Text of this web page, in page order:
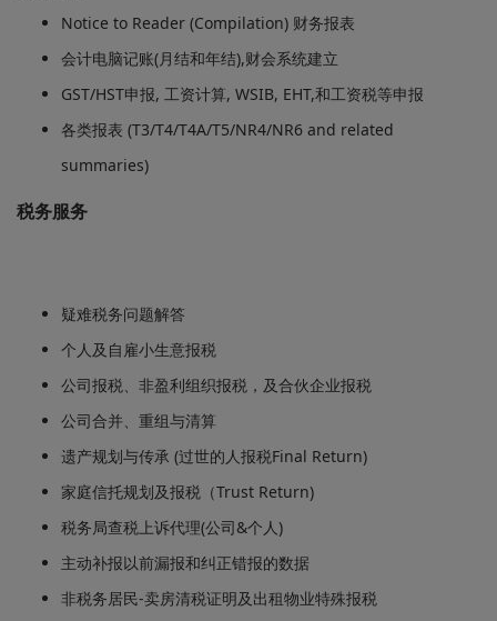
Notice to Reader (Compilation) 财务报表
会计电脑记账(月结和年结),财会系统建立
GST/HST申报, 工资计算, WSIB, EHT,和工资税等申报
各类报表 (T3/T4/T4A/T5/NR4/NR6 and related
summaries)
税务服务
疑难税务问题解答
个人及自雇小生意报税
公司报税、非盈利组织报税， 及合伙企业报税
公司合并、重组与清算
遗产规划与传承 (过世的人报税Final Return)
家庭信托规划及报税（Trust Return)
税务局查税上诉代理(公司&个人)
主动补报以前漏报和纠正错报的数据
非税务居民-卖房清税证明及出租物业特殊报税